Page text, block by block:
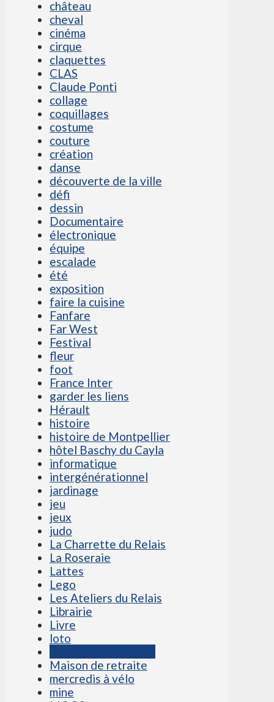
château
cheval
cinéma
cirque
claquettes
CLAS
Claude Ponti
collage
coquillages
costume
couture
création
danse
découverte de la ville
défi
dessin
Documentaire
électronique
équipe
escalade
été
exposition
faire la cuisine
Fanfare
Far West
Festival
fleur
foot
France Inter
garder les liens
Hérault
histoire
histoire de Montpellier
hôtel Baschy du Cayla
informatique
intergénérationnel
jardinage
jeu
jeux
judo
La Charrette du Relais
La Roseraie
Lattes
Lego
Les Ateliers du Relais
Librairie
Livre
loto
Maison de retraite
mercredis à vélo
mine